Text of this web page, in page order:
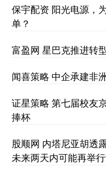
保宇配资 阳光电源，
单？
富盈网 星巴克推进转
闻喜策略 中企承建非
证星策略 第七届校友
捧杯
股顺网 内塔尼亚胡透
未来两天内可能再举